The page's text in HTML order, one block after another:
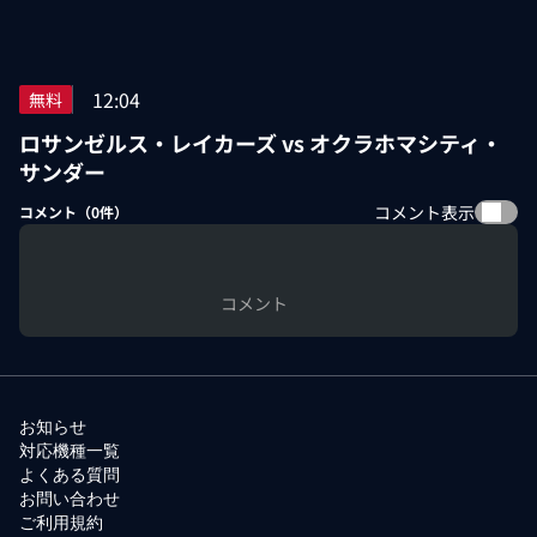
無料 12:04
ロサンゼルス・レイカーズ vs オクラホマシティ・
サンダー
コメント（0件） コメント表示
コメント
お知らせ
対応機種一覧
よくある質問
お問い合わせ
ご利用規約